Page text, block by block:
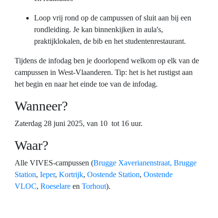
Loop vrij rond op de campussen of sluit aan bij een
rondleiding. Je kan binnenkijken in aula's,
praktijklokalen, de bib en het studentenrestaurant.
Tijdens de infodag ben je doorlopend welkom op elk van de
campussen in West-Vlaanderen. Tip: het is het rustigst aan
het begin en naar het einde toe van de infodag.
Wanneer?
Zaterdag 28 juni 2025, van 10 tot 16 uur.
Waar?
Alle VIVES-campussen (Brugge Xaverianenstraat, Brugge
Station, Ieper, Kortrijk, Oostende Station, Oostende
VLOC, Roeselare en Torhout).